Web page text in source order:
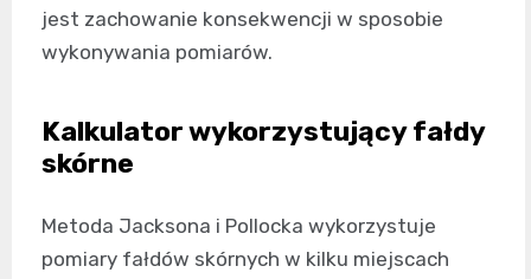
jest zachowanie konsekwencji w sposobie
wykonywania pomiarów.
Kalkulator wykorzystujący fałdy
skórne
Metoda Jacksona i Pollocka wykorzystuje
pomiary fałdów skórnych w kilku miejscach